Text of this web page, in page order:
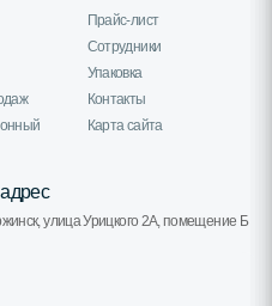
Прайс-лист
Сотрудники
Упаковка
Контакты
Карта сайта
улица Урицкого 2А, помещение Б